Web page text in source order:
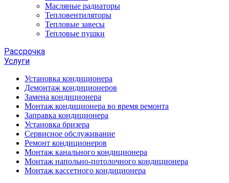
Масляные радиаторы
Тепловентиляторы
Тепловые завесы
Тепловые пушки
Рассрочка
Услуги
Установка кондиционера
Демонтаж кондиционеров
Замена кондиционера
Монтаж кондиционера во время ремонта
Заправка кондиционера
Установка бризера
Сервисное обслуживание
Ремонт кондиционеров
Монтаж канального кондиционера
Монтаж напольно-потолочного кондиционера
Монтаж кассетного кондиционера